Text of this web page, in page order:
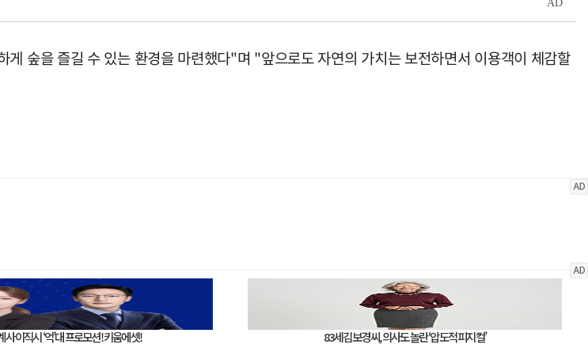
숲을 즐길 수 있는 환경을 마련했다"며 "앞으로도 자연의 가치는 보전하면서 이용객이 체감할